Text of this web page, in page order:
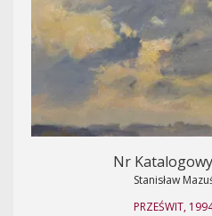
Nr
Stanisław
PRZEŚWIT,